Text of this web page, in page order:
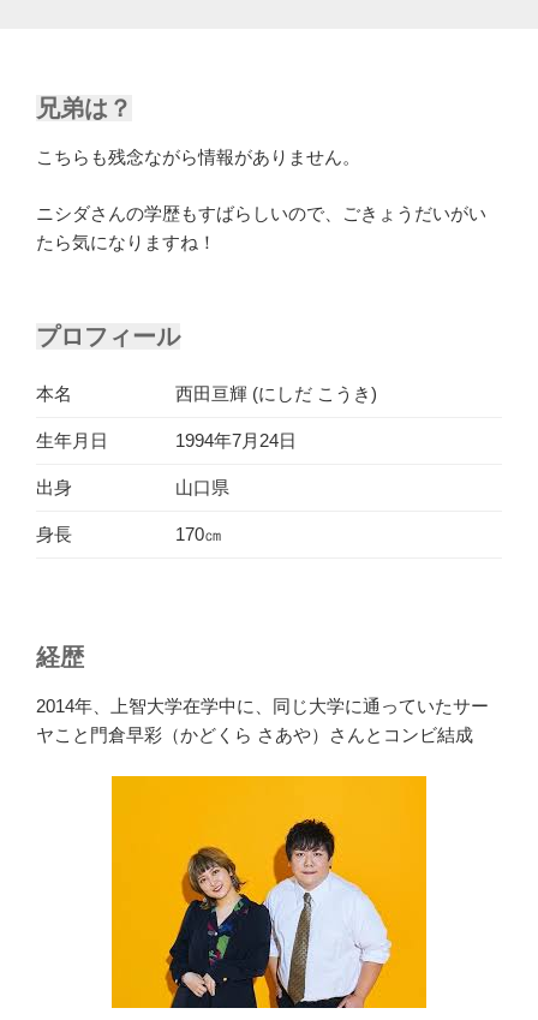
兄弟は？
こちらも残念ながら情報がありません。
ニシダさんの学歴もすばらしいので、ごきょうだいがい
たら気になりますね！
プロフィール
本名 西田亘輝 (にしだ こうき)
生年月日 1994年7月24日
出身 山口県
身長 170㎝
経歴
2014年、上智大学在学中に、同じ大学に通っていたサー
ヤこと門倉早彩（かどくら さあや）さんとコンビ結成